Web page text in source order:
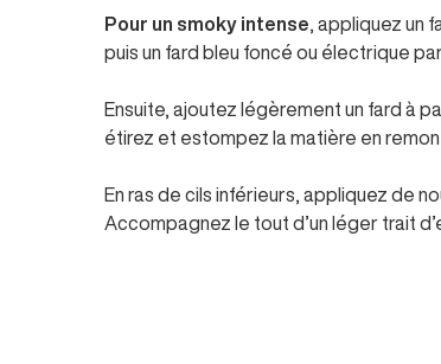
Pour un smoky intense , appliquez un
puis un fard bleu foncé ou électrique
Ensuite, ajoutez légèrement un fard à
étirez et estompez la matière en
En ras de cils inférieurs, appliquez de
Accompagnez le tout d’un léger trait